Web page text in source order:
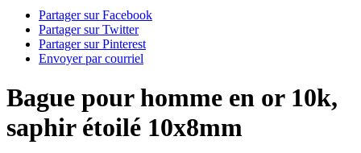
Partager sur Facebook
Partager sur Twitter
Partager sur Pinterest
Envoyer par courriel
Bague pour homme en or 10k,
saphir étoilé 10x8mm